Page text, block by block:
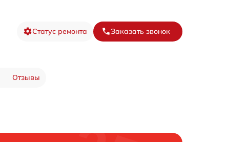
Статус ремонта Заказать звонок
Отзывы